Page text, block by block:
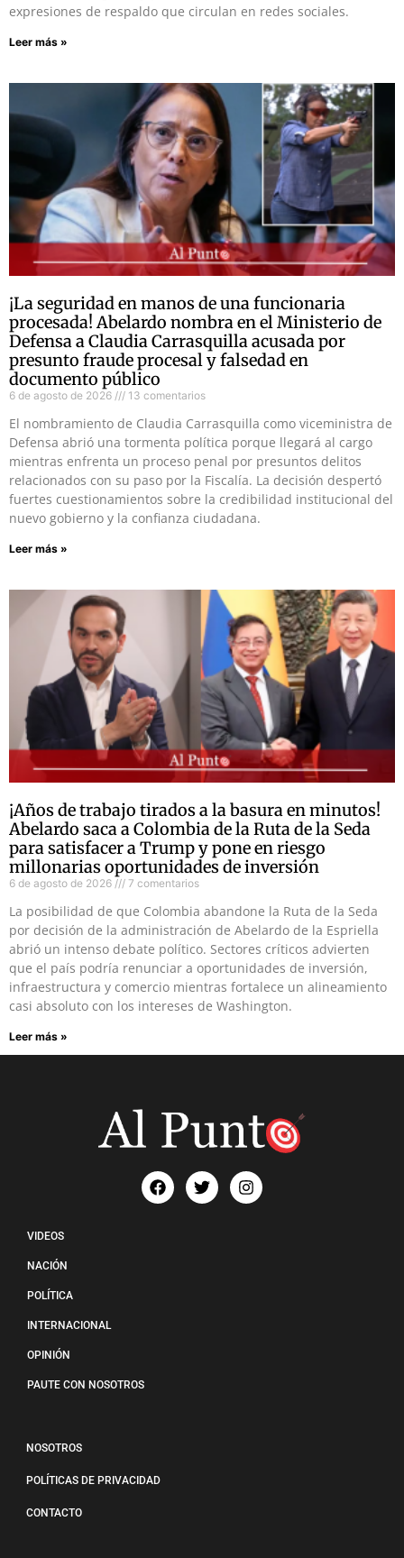
expresiones de respaldo que circulan en redes sociales.
Leer más »
¡La seguridad en manos de una funcionaria
procesada! Abelardo nombra en el Ministerio de
Defensa a Claudia Carrasquilla acusada por
presunto fraude procesal y falsedad en
documento público
6 de agosto de 2026 13 comentarios
El nombramiento de Claudia Carrasquilla como viceministra de
Defensa abrió una tormenta política porque llegará al cargo
mientras enfrenta un proceso penal por presuntos delitos
relacionados con su paso por la Fiscalía. La decisión despertó
fuertes cuestionamientos sobre la credibilidad institucional del
nuevo gobierno y la confianza ciudadana.
Leer más »
¡Años de trabajo tirados a la basura en minutos!
Abelardo saca a Colombia de la Ruta de la Seda
para satisfacer a Trump y pone en riesgo
millonarias oportunidades de inversión
6 de agosto de 2026 7 comentarios
La posibilidad de que Colombia abandone la Ruta de la Seda
por decisión de la administración de Abelardo de la Espriella
abrió un intenso debate político. Sectores críticos advierten
que el país podría renunciar a oportunidades de inversión,
infraestructura y comercio mientras fortalece un alineamiento
casi absoluto con los intereses de Washington.
Leer más »
VIDEOS
NACIÓN
POLÍTICA
INTERNACIONAL
OPINIÓN
PAUTE CON NOSOTROS
NOSOTROS
POLÍTICAS DE PRIVACIDAD
CONTACTO